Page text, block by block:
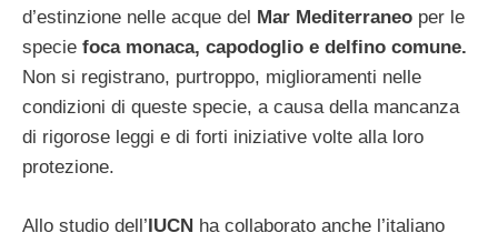
d’estinzione nelle acque del Mar Mediterraneo per le
specie foca monaca, capodoglio e delfino comune.
Non si registrano, purtroppo, miglioramenti nelle
condizioni di queste specie, a causa della mancanza
di rigorose leggi e di forti iniziative volte alla loro
protezione.
Allo studio dell’IUCN ha collaborato anche l’italiano